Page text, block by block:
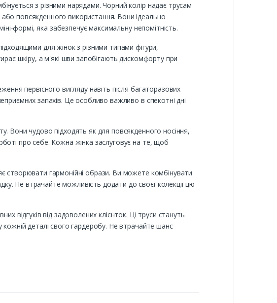
з різними нарядами. Чорний колір надає трусам
повсякденного використання. Вони ідеально
формі, яка забезпечує максимальну непомітність.
для жінок з різними типами фігури,
шкіру, а м'які шви запобігають дискомфорту при
первісного вигляду навіть після багаторазових
запахів. Це особливо важливо в спекотні дні
Вони чудово підходять як для повсякденного носіння,
про себе. Кожна жінка заслуговує на те, щоб
створювати гармонійні образи. Ви можете комбінувати
Не втрачайте можливість додати до своєї колекції цю
відгуків від задоволених клієнток. Ці труси стануть
кожній деталі свого гардеробу. Не втрачайте шанс